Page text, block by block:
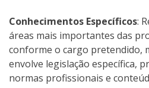
Conhecimentos Específicos:
áreas mais importantes das
conforme o cargo pretendido,
envolve legislação específica,
normas profissionais e